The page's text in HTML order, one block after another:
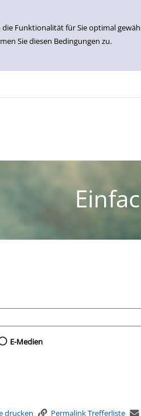
die Funktionalität für Sie optimal
Sie diesen Bedingungen zu.
nach der Sie suchen
E-Medien
drucken Permalink Trefferliste